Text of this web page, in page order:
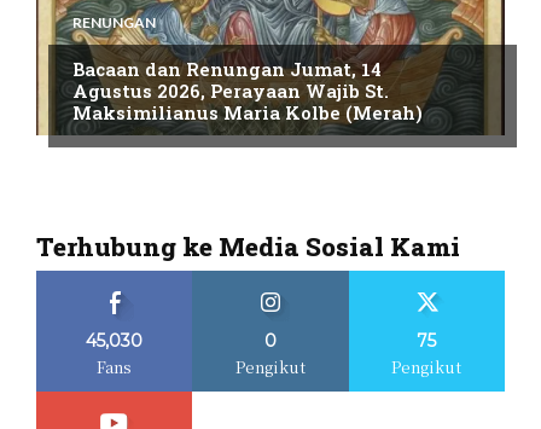
RENUNGAN
Bacaan dan Renungan Jumat, 14
Agustus 2026, Perayaan Wajib St.
Maksimilianus Maria Kolbe (Merah)
Terhubung ke Media Sosial Kami
45,030
Fans
0
Pengikut
75
Pengikut